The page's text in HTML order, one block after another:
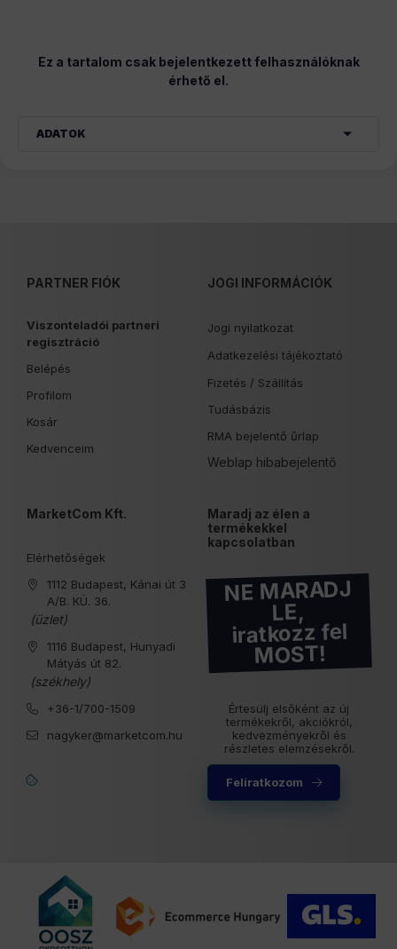
Ez a tartalom csak bejelentkezett felhasználóknak
érhető el.
ADATOK
PARTNER FIÓK
Viszonteladói partneri
regisztráció
Belépés
Profilom
Kosár
Kedvenceim
JOGI INFORMÁCIÓK
Jogi nyilatkozat
Adatkezelési tájékoztató
Fizetés / Szállítás
Tudásbázis
RMA bejelentő űrlap
Weblap hibabejelentő
MarketCom Kft.
Elérhetőségek
1112 Budapest, Kánai út 3
A/B. KÜ. 36.
(üzlet)
1116 Budapest, Hunyadi
Mátyás út 82.
(székhely)
+36-1/700-1509
nagyker@marketcom.hu
Maradj az élen a
termékekkel
kapcsolatban
NE MARADJ
LE,
iratkozz fel
MOST!
Értesülj elsőként az új
termékekről, akciókról,
kedvezményekről és
részletes elemzésekről.
Feliratkozom